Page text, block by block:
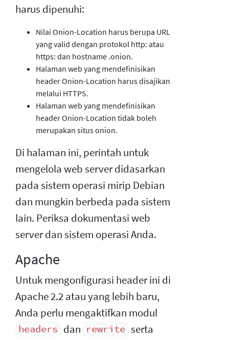
harus dipenuhi:
Nilai Onion-Location harus berupa URL
yang valid dengan protokol http: atau
https: dan hostname .onion.
Halaman web yang mendefinisikan
header Onion-Location harus disajikan
melalui HTTPS.
Halaman web yang mendefinisikan
header Onion-Location tidak boleh
merupakan situs onion.
Di halaman ini, perintah untuk
mengelola web server didasarkan
pada sistem operasi mirip Debian
dan mungkin berbeda pada sistem
lain. Periksa dokumentasi web
server dan sistem operasi Anda.
Apache
Untuk mengonfigurasi header ini di
Apache 2.2 atau yang lebih baru,
Anda perlu mengaktifkan modul
headers dan rewrite serta